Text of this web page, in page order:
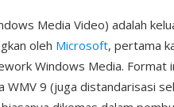
Media Video) adalah
oleh Microsoft, pertama
Windows Media. Format
WMV 9 (juga distandarisasi